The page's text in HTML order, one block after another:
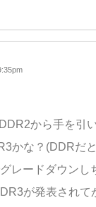
から手を引
かな？(DDRだ
レードダウンし
が発表されて